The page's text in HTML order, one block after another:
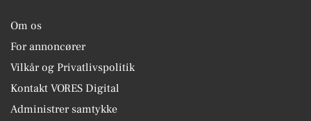
Om os
For annoncører
Vilkår og Privatlivspolitik
Kontakt VORES Digital
Administrer samtykke